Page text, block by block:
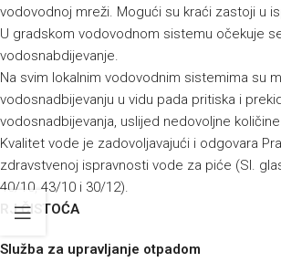
vodovodnoj mreži. Mogući su kraći zastoji u
U gradskom vodovodnom sistemu očekuje
vodosnabdijevanje.
Na svim lokalnim vodovodnim sistemima su
vodosnadbijevanju u vidu pada pritiska i
vodosnadbijevanja, uslijed nedovoljne
Kvalitet vode je zadovoljavajući i odgovara
zdravstvenoj ispravnosti vode za piće (Sl.
40/10, 43/10 i 30/12).
RJ ČISTOĆA
Služba za upravljanje otpadom